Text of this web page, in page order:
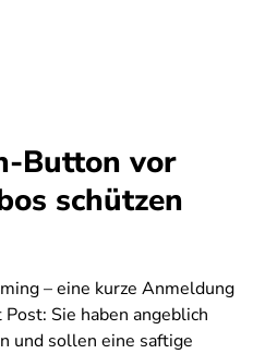
Button vor
schützen
– eine kurze Anmeldung
Sie haben angeblich
und sollen eine saftige